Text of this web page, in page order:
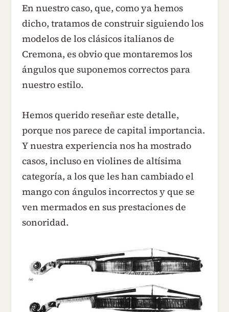
En nuestro caso, que, como ya hemos
dicho, tratamos de construir siguiendo los
modelos de los clásicos italianos de
Cremona, es obvio que montaremos los
ángulos que suponemos correctos para
nuestro estilo.
Hemos querido reseñar este detalle,
porque nos parece de capital importancia.
Y nuestra experiencia nos ha mostrado
casos, incluso en violines de altísima
categoría, a los que les han cambiado el
mango con ángulos incorrectos y que se
ven mermados en sus prestaciones de
sonoridad.